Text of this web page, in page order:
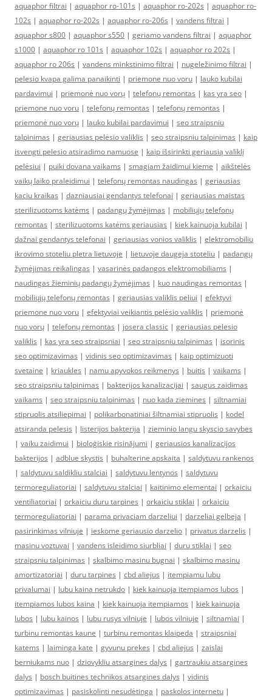
aquaphor filtrai | aquaphor ro-101s | aquaphor ro-202s | aquaphor ro-
102s | aquaphor ro-202s | aquaphor ro-206s | vandens filtrai |
aquaphor s800 | aquaphor s550 | geriamo vandens filtrai | aquaphor
s1000 | aquaphor ro 101s | aquaphor 102s | aquaphor ro 202s |
aquaphor ro 206s | vandens minkstinimo filtrai | nugeležinimo filtrai |
pelesio kvapa galima panaikinti | priemone nuo voru | lauko kubilai
pardavimui | priemonė nuo vorų | telefonų remontas | kas yra seo |
priemone nuo voru | telefonų remontas | telefonų remontas |
priemonė nuo vorų | lauko kubilai pardavimui | seo straipsniu
talpinimas | geriausias pelėsio valiklis | seo straipsniu talpinimas | kaip
isvengti pelesio atsiradimo namuose | kaip išsirinkti geriausią valiklį
pelėsiui | puiki dovana vaikams | smagiam žaidimui kieme | aikštelės
vaikų laiko praleidimui | telefonų remontas naudingas | geriausias
kaciu kraikas | dazniausiai gendantys telefonai | geriausias maistas
sterilizuotoms katėms | padangų žymėjimas | mobiliųjų telefonų
remontas | sterilizuotoms katėms geriausias | kiek kainuoja kubilai |
dažnai gendantys telefonai | geriausias vonios valiklis | elektromobiliu
ikrovimo stoteliu pletra lietuvoje | lietuvoje daugeja stoteliu | padangų
žymėjimas reikalingas | vasarinės padangos elektromobiliams |
naudingas žieminių padangų žymėjimas | kuo naudingas remontas |
mobiliųjų telefonų remontas | geriausias valiklis peliui | efektyvi
priemone nuo voru | efektyviai veikiantis pelėsio valiklis | priemonė
nuo vorų | telefonų remontas | josera classic | geriausias pelesio
valiklis | kas yra seo straipsniai | seo straipsniu talpinimas | isorinis
seo optimizavimas | vidinis seo optimizavimas | kaip optimizuoti
svetaine | kriaukles | namu apyvokos reikmenys | buitis | vaikams |
seo straipsniu talpinimas | bakterijos kanalizacijai | saugus zaidimas
vaikams | seo straipsniu talpinimas | nuo kada ziemines | siltnamiai
stipruolis atsiliepimai | polikarbonatiniai šiltnamiai stipruolis | kodel
atsiranda pelesis | listerijos bakterija | zieminio langu skyscio savybes
| vaiku zaidimui | bioloģiskie risinājumi | geriausios kanalizacijos
bakterijos | adblue skystis | buhalterine apskaita | saldytuvu rankenos
| saldytuvu saldikliu stalciai | saldytuvu lentynos | saldytuvu
termoreguliatoriai | saldytuvu stalciai | kaitinimo elementai | orkaiciu
ventiliatoriai | orkaiciu duru tarpines | orkaiciu stiklai | orkaiciu
termoreguliatoriai | parama privaciam darzeliui | darzeliai gelbeja |
pasirinkimas vilniuje | ieskome geriausio darzelio | privatus darzelis |
masinu voztuvai | vandens isleidimo siurbliai | duru stiklai | seo
straipsniu talpinimas | skalbimo masinu bugnai | skalbimo masinu
amortizatoriai | duru tarpines | cbd aliejus | itempiamu lubu
privalumai | lubu kaina netrukdo | kiek kainuoja itempiamos lubos |
itempiamos lubos kaina | kiek kainuoja itempiamos | kiek kainuoja
lubos | lubu kainos | lubu rusys vilniuje | lubos vilniuje | siltnamiai |
turbinu remontas kaune | turbinu remontas klaipeda | straipsniai
katems | laiminga kate | gyvunu prekes | cbd aliejus | zaislai
berniukams nuo | dziovykliu atsargines dalys | gartraukiu atsargines
dalys | bosch buitines technikos atsargines dalys | vidinis
optimizavimas | pasiskolinti nesudėtinga | paskolos internetu |